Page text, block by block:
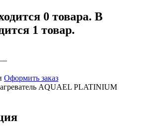
0 товара. В
1 товар.
Оформить заказ
AQUAEL PLATINIUM